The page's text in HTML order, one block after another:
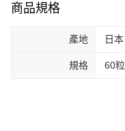
商品規格
產地 日本
規格 60粒